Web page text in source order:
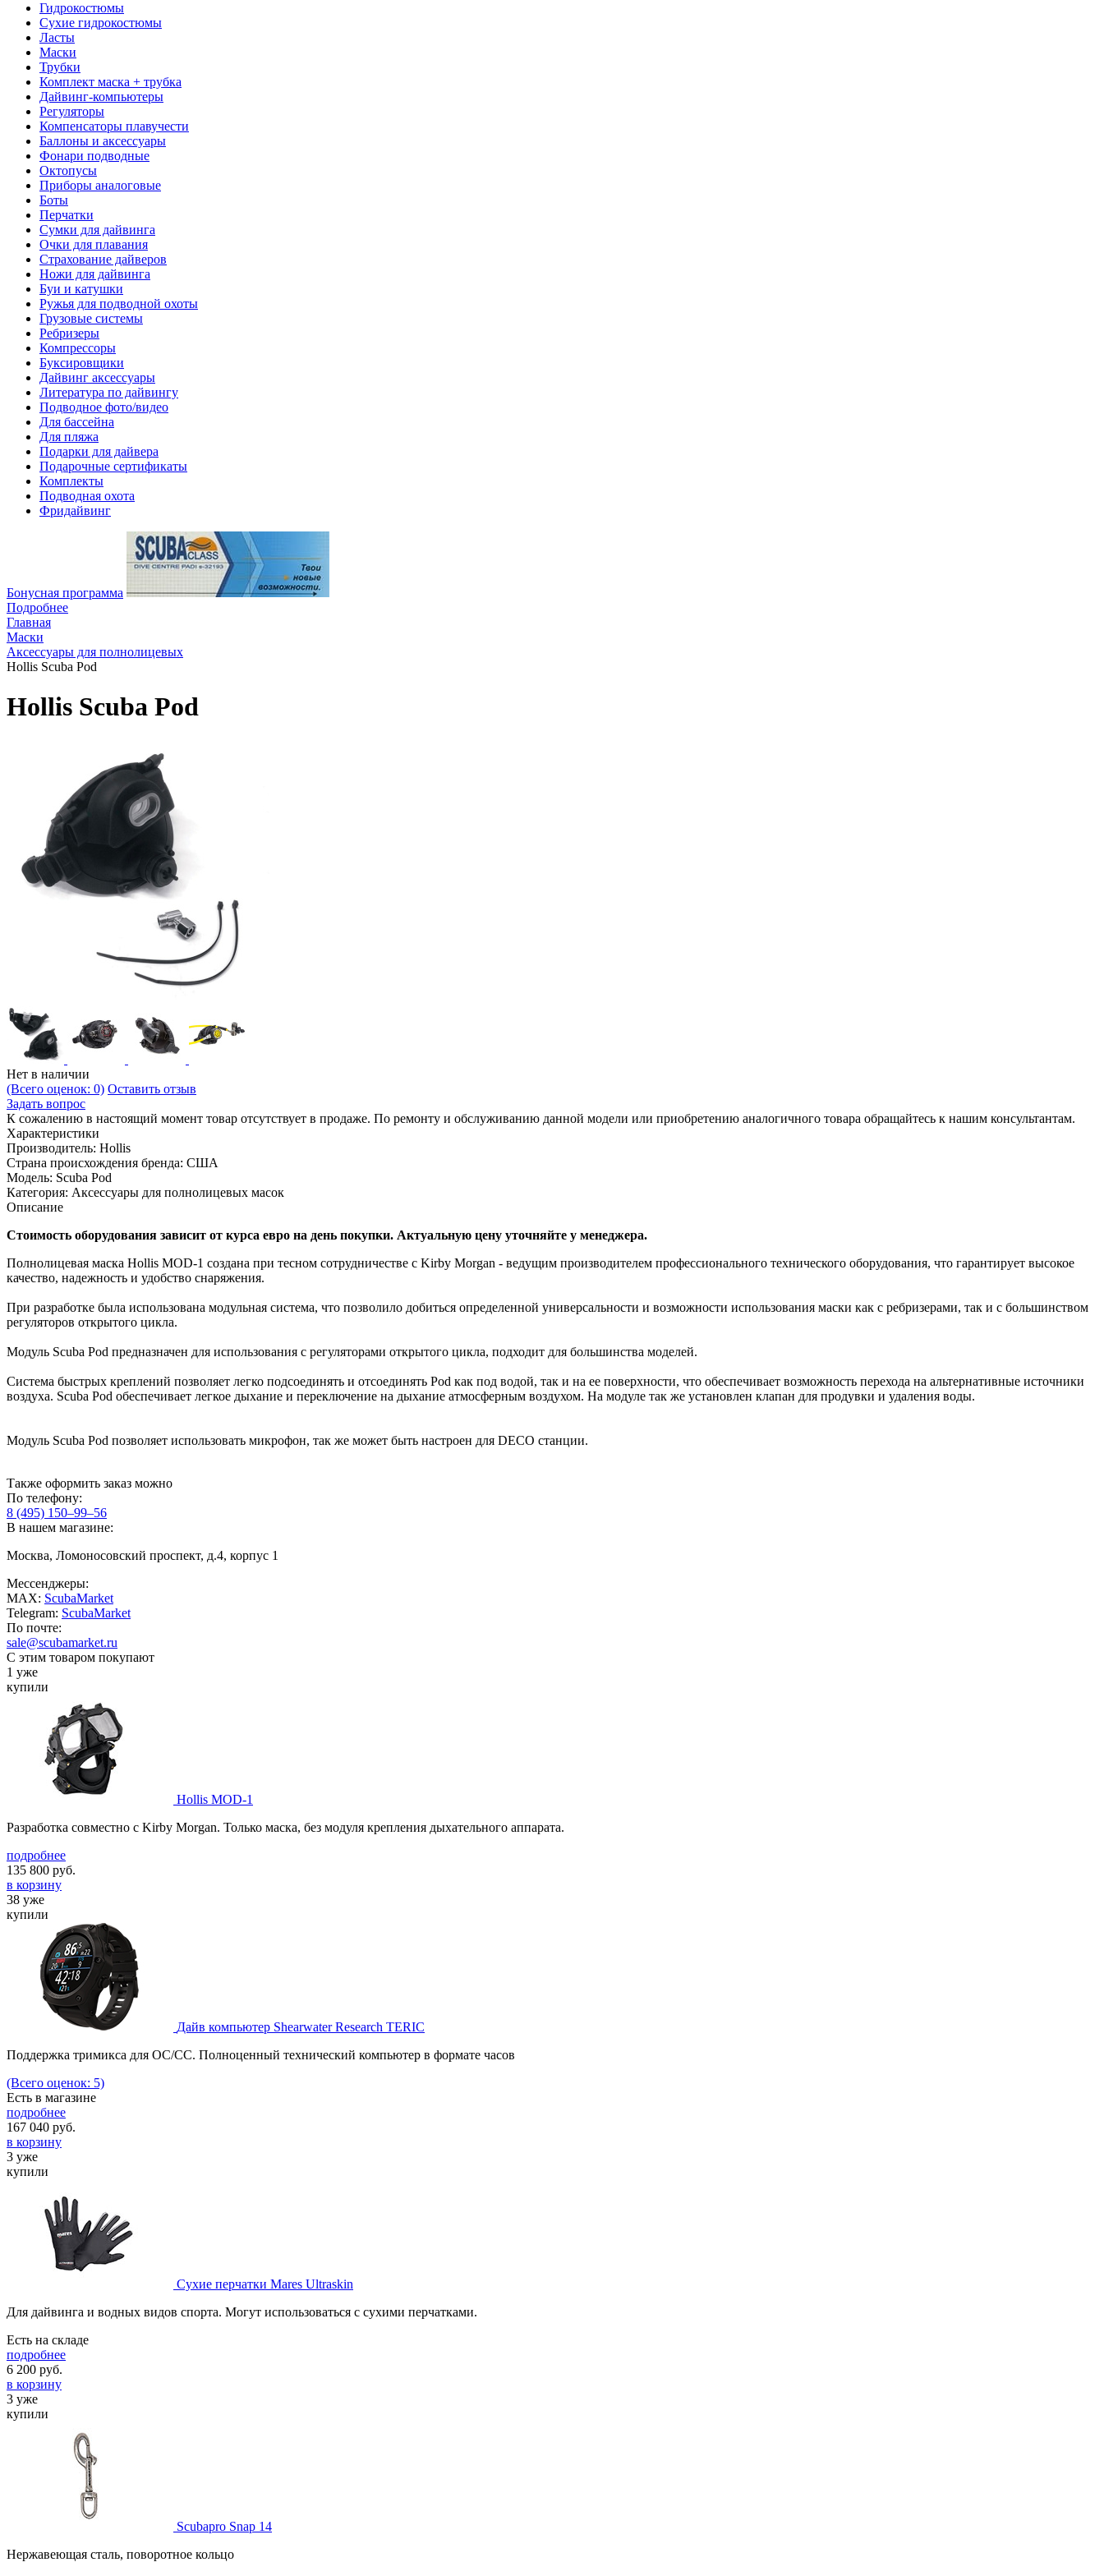
Гидрокостюмы
Сухие гидрокостюмы
Ласты
Маски
Трубки
Комплект маска + трубка
Дайвинг-компьютеры
Регуляторы
Компенсаторы плавучести
Баллоны и аксессуары
Фонари подводные
Октопусы
Приборы аналоговые
Боты
Перчатки
Сумки для дайвинга
Очки для плавания
Страхование дайверов
Ножи для дайвинга
Буи и катушки
Ружья для подводной охоты
Грузовые системы
Ребризеры
Компрессоры
Буксировщики
Дайвинг аксессуары
Литература по дайвингу
Подводное фото/видео
Для бассейна
Для пляжа
Подарки для дайвера
Подарочные сертификаты
Комплекты
Подводная охота
Фридайвинг
Бонусная программа
Подробнее
Главная
Маски
Аксессуары для полнолицевых
Hollis Scuba Pod
Hollis Scuba Pod
Нет в наличии
(Всего оценок: 0) Оставить отзыв
Задать вопрос
К сожалению в настоящий момент товар отсутствует в продаже. По ремонту и обслуживанию данной модели или приобретению аналогичного товара обращайтесь к нашим консультантам.
Характеристики
Производитель: Hollis
Страна происхождения бренда: США
Модель: Scuba Pod
Категория: Аксессуары для полнолицевых масок
Описание
Стоимость оборудования зависит от курса евро на день покупки. Актуальную цену уточняйте у менеджера.
Полнолицевая маска Hollis MOD-1 создана при тесном сотрудничестве с Kirby Morgan - ведущим производителем профессионального технического оборудования, что гарантирует высокое
качество, надежность и удобство снаряжения.
При разработке была использована модульная система, что позволило добиться определенной универсальности и возможности использования маски как с ребризерами, так и с большинством
регуляторов открытого цикла.
Модуль Scuba Pod предназначен для использования с регуляторами открытого цикла, подходит для большинства моделей.
Система быстрых креплений позволяет легко подсоединять и отсоединять Pod как под водой, так и на ее поверхности, что обеспечивает возможность перехода на альтернативные источники
воздуха. Scuba Pod обеспечивает легкое дыхание и переключение на дыхание атмосферным воздухом. На модуле так же установлен клапан для продувки и удаления воды.
Модуль Scuba Pod позволяет использовать микрофон, так же может быть настроен для DECO станции.
Также оформить заказ можно
По телефону:
8 (495) 150–99–56
В нашем магазине:
Москва, Ломоносовский проспект, д.4, корпус 1
Мессенджеры:
MAX: ScubaMarket
Telegram: ScubaMarket
По почте:
sale@scubamarket.ru
С этим товаром покупают
1 уже
купили
Hollis МOD-1
Разработка совместно с Kirby Morgan. Только маска, без модуля крепления дыхательного аппарата.
подробнее
135 800 руб.
в корзину
38 уже
купили
Дайв компьютер Shearwater Research TERIC
Поддержка тримикса для OC/CC. Полноценный технический компьютер в формате часов
(Всего оценок: 5)
Есть в магазине
подробнее
167 040 руб.
в корзину
3 уже
купили
Сухие перчатки Mares Ultraskin
Для дайвинга и водных видов спорта. Могут использоваться с сухими перчатками.
Есть на складе
подробнее
6 200 руб.
в корзину
3 уже
купили
Scubapro Snap 14
Нержавеющая сталь, поворотное кольцо